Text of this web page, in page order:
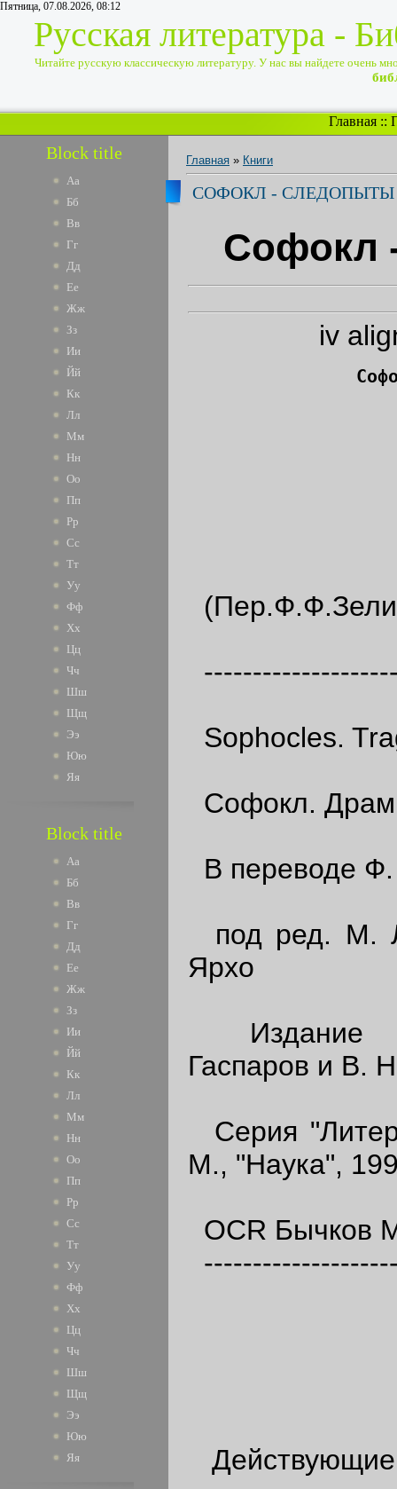
Пятница, 07.08.2026, 08:12
Русская литература -
Читайте русскую классическую литературу. У нас вы найдете очень
Главная ::
Block title
Аа
Бб
Вв
Гг
Дд
Ее
Жж
Зз
Ии
Йй
Кк
Лл
Мм
Нн
Оо
Пп
Рр
Сс
Тт
Уу
Фф
Хх
Цц
Чч
Шш
Щщ
Ээ
Юю
Яя
Block title
Аа
Бб
Вв
Гг
Дд
Ее
Жж
Зз
Ии
Йй
Кк
Лл
Мм
Нн
Оо
Пп
Рр
Сс
Тт
Уу
Фф
Хх
Цц
Чч
Шш
Щщ
Ээ
Юю
Яя
Главная » Книги
СОФОКЛ - СЛЕДОПЫТЫ
Софокл
iv
Sophocles.
Софокл.
В переводе
под ред. М.
Ярхо
Издание
Гаспаров и В.
Серия
М., "Наука",
OCR Бычков